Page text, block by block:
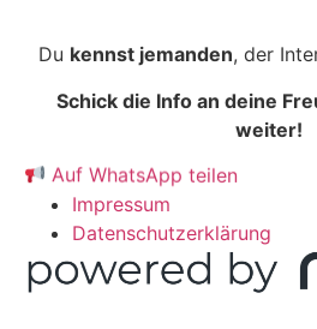
Du kennst jemanden, der
Schick die Info an deine
weiter!
Auf WhatsApp teilen
Impressum
Datenschutzerklärung